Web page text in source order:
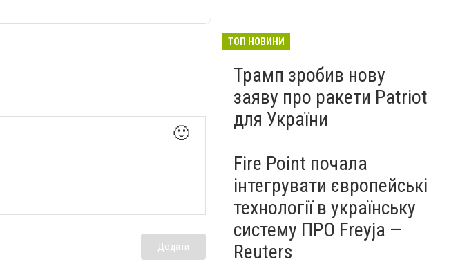
🙂
Додати
ТОП НОВИНИ
Трамп зробив нову
заяву про ракети Patriot
для України
Fire Point почала
інтегрувати європейські
технології в українську
систему ПРО Freyja —
Reuters